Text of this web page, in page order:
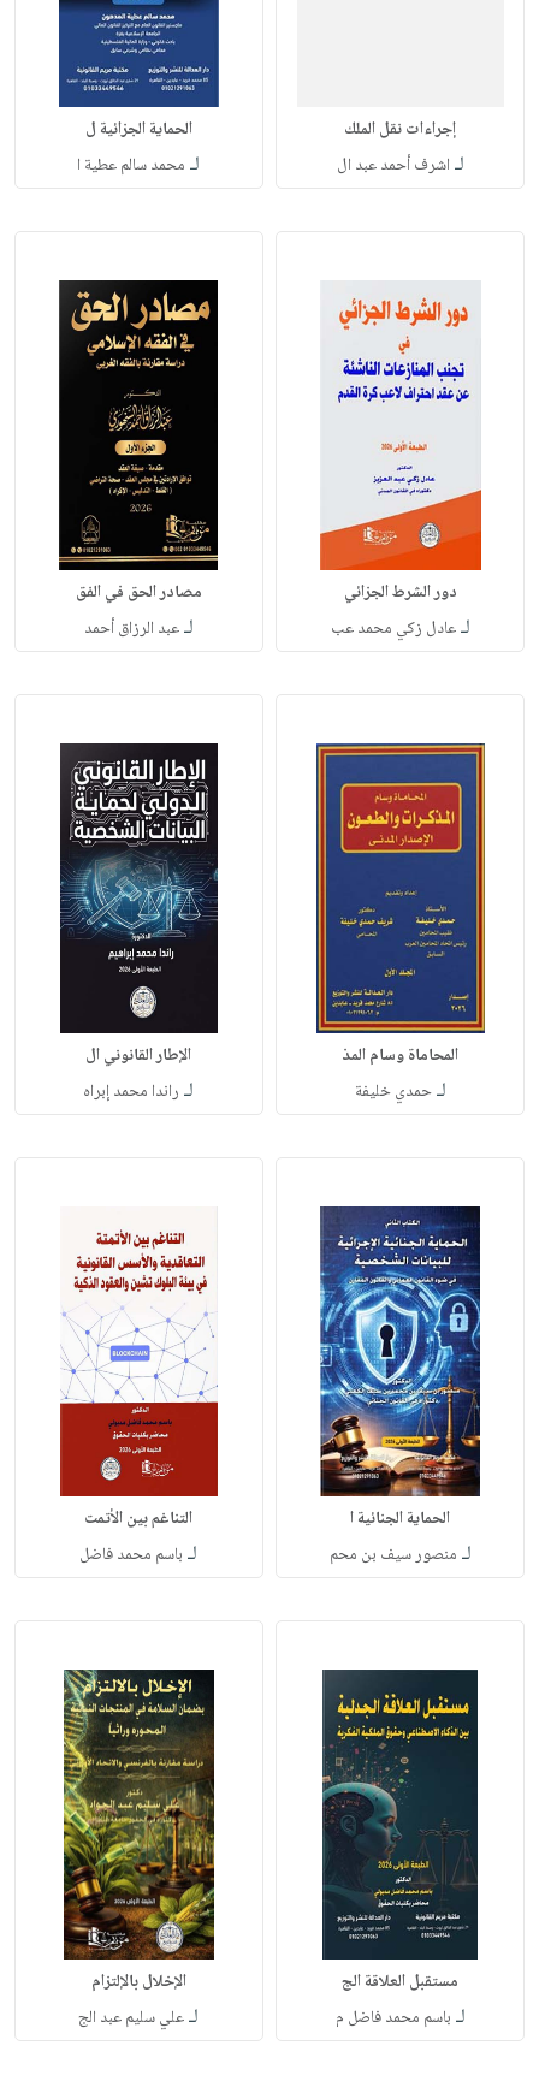
إجراءات نقل الملك
لـ اشرف أحمد عبد ال
الحماية الجزائية ل
لـ محمد سالم عطية ا
دور الشرط الجزائي
لـعادل زكي محمد عب
مصادر الحق في الفق
لـعبد الرزاق أحمد
المحاماة وسام المذ
لـحمدي خليفة
الإطار القانوني ال
لـ راندا محمد إبراه
الحماية الجنائية ا
لـ منصور سيف بن محم
التناغم بين الأتمت
لـ باسم محمد فاضل
مستقبل العلاقة الج
لـ باسم محمد فاضل م
الإخلال بالإلتزام
لـعلي سليم عبد الج